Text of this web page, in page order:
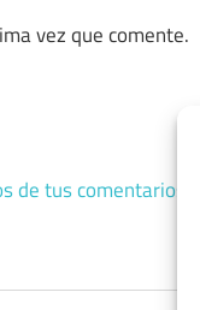
vez que comente.
de tus comentarios.